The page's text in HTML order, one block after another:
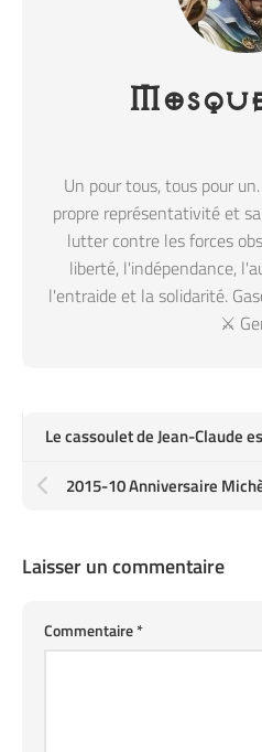
Un pour tous, tous pour
propre représentativité et
lutter contre les forces
liberté, l'indépendance,
l'entraide et la solidarité.
⚔️
Le cassoulet de Jean-Claude
2015-10 Anniversaire
Laisser un commentaire
Commentaire*